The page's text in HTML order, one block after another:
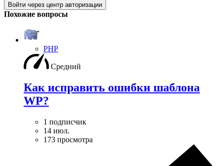
Войти через центр авторизации
Похожие вопросы
PHP
Средний
Как исправить ошибки шаблона
WP?
1 подписчик
14 июл.
173 просмотра